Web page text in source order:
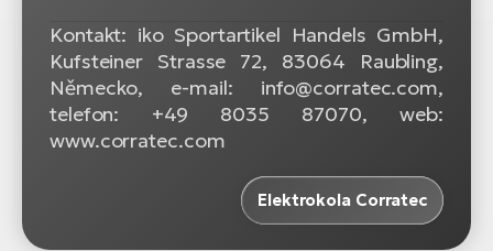
Kontakt: iko Sportartikel Handels GmbH,
Kufsteiner Strasse 72, 83064 Raubling,
Německo, e-mail: info@corratec.com,
telefon: +49 8035 87070, web:
www.corratec.com
Elektrokola Corratec